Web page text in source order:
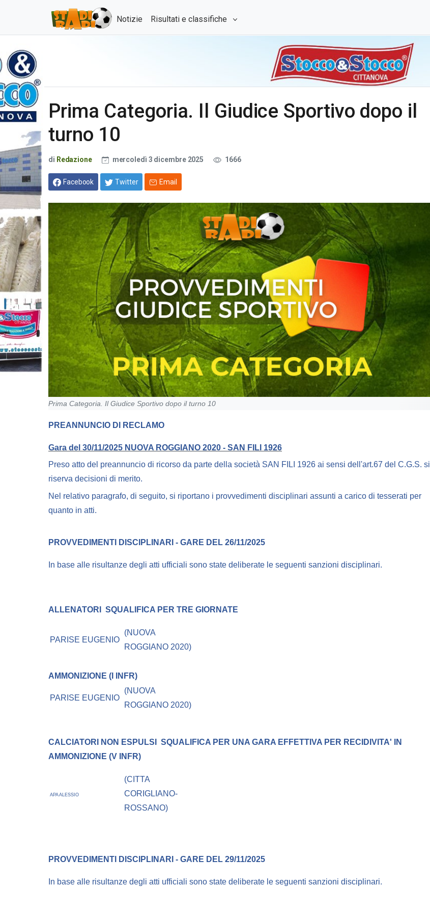
Notizie Risultati e classifiche
Prima Categoria. Il Giudice Sportivo dopo il
turno 10
di Redazione mercoledì 3 dicembre 2025 1666
Facebook Twitter Email
Prima Categoria. Il Giudice Sportivo dopo il turno 10
PREANNUNCIO DI RECLAMO
Gara del 30/11/2025 NUOVA ROGGIANO 2020 - SAN FILI 1926
Preso atto del preannuncio di ricorso da parte della società SAN FILI 1926 ai sensi dell'art.67 del C.G.S. si
riserva decisioni di merito.
Nel relativo paragrafo, di seguito, si riportano i provvedimenti disciplinari assunti a carico di tesserati per
quanto in atti.
PROVVEDIMENTI DISCIPLINARI - GARE DEL 26/11/2025
In base alle risultanze degli atti ufficiali sono state deliberate le seguenti sanzioni disciplinari.
ALLENATORI SQUALIFICA PER TRE GIORNATE
PARISE EUGENIO
(NUOVA
ROGGIANO 2020)
AMMONIZIONE (I INFR)
PARISE EUGENIO
(NUOVA
ROGGIANO 2020)
CALCIATORI NON ESPULSI
SQUALIFICA PER UNA GARA EFFETTIVA PER RECIDIVITA' IN
AMMONIZIONE (V INFR)
APA ALESSIO
(CITTA
CORIGLIANO-
ROSSANO)
PROVVEDIMENTI DISCIPLINARI - GARE DEL 29/11/2025
In base alle risultanze degli atti ufficiali sono state deliberate le seguenti sanzioni disciplinari.